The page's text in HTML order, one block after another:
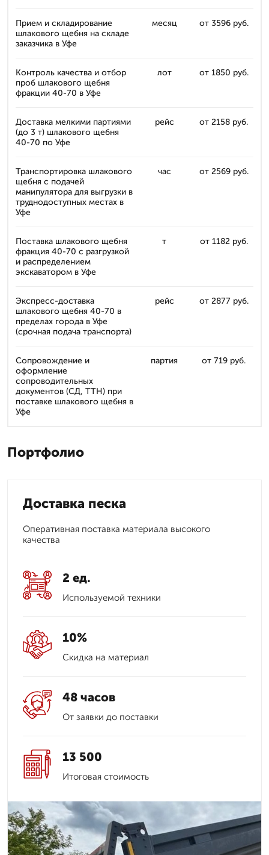
Прием и складирование
шлакового щебня на складе
заказчика в Уфе
месяц от 3596 руб.
Контроль качества и отбор
проб шлакового щебня
фракции 40-70 в Уфе
лот от 1850 руб.
Доставка мелкими партиями
(до 3 т) шлакового щебня
40-70 по Уфе
рейс от 2158 руб.
Транспортировка шлакового
щебня с подачей
манипулятора для выгрузки в
труднодоступных местах в
Уфе
час от 2569 руб.
Поставка шлакового щебня
фракция 40-70 с разгрузкой
и распределением
экскаватором в Уфе
т от 1182 руб.
Экспресс-доставка
шлакового щебня 40-70 в
пределах города в Уфе
(срочная подача транспорта)
рейс от 2877 руб.
Сопровождение и
оформление
сопроводительных
документов (СД, ТТН) при
поставке шлакового щебня в
Уфе
партия от 719 руб.
Портфолио
Доставка песка
Оперативная поставка материала высокого
качества
2 ед.
Используемой техники
10%
Скидка на материал
48 часов
От заявки до поставки
13 500
Итоговая стоимость